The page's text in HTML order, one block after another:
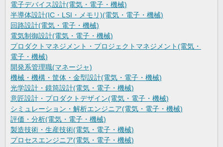
電子デバイス設計(電気・電子・機械)
半導体設計(IC・LSI・メモリ)(電気・電子・機械)
回路設計(電気・電子・機械)
電気制御設計(電気・電子・機械)
プロダクトマネジメント・プロジェクトマネジメント(電気・
電子・機械)
開発系管理職(マネージャ)
機械・機構・筐体・金型設計(電気・電子・機械)
光学設計・鏡筒設計(電気・電子・機械)
意匠設計・プロダクトデザイン(電気・電子・機械)
シミュレーション・解析エンジニア(電気・電子・機械)
評価・分析(電気・電子・機械)
製造技術・生産技術(電気・電子・機械)
プロセスエンジニア(電気・電子・機械)